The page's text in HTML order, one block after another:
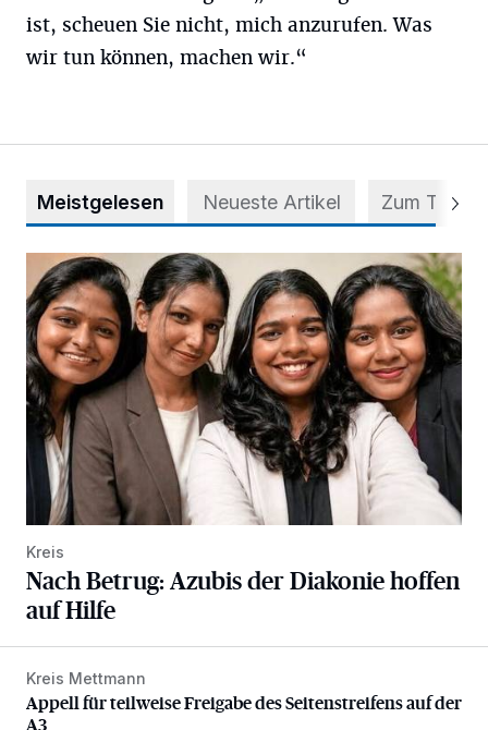
ist, scheuen Sie nicht, mich anzurufen. Was
wir tun können, machen wir.“
Meistgelesen Neueste Artikel Zum Thema
Nach Betrug: Azubis der Diakonie hoffen auf Hilfe
Kreis
Nach Betrug: Azubis der Diakonie hoffen
auf Hilfe
Appell für teilweise Freigabe des Seitenstreifens auf der A3
Kreis Mettmann
Appell für teilweise Freigabe des Seitenstreifens auf der
A3